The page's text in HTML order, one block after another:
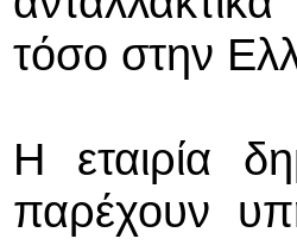
τόσο στην
Η εταιρία
παρέχουν